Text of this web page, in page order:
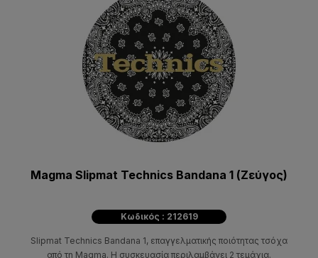
Magma Slipmat Technics Bandana 1 (Ζεύγος)
Κωδικός : 212619
Slipmat Technics Bandana 1, επαγγελματικής ποιότητας τσόχα
από τη Magma. Η συσκευασία περιλαμβάνει 2 τεμάχια.